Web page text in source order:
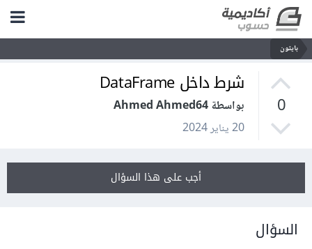
بايثون
0
شرط داخل DataFrame
بواسطة Ahmed Ahmed64
20 يناير 2024
أجب على هذا السؤال
السؤال